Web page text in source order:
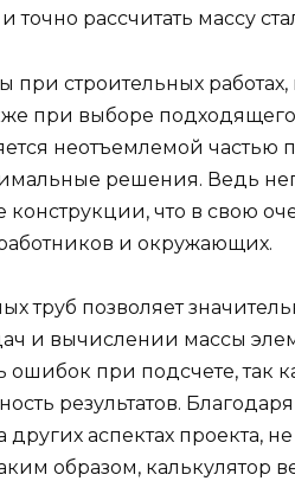
рассчитать массу
строительных работах,
при выборе
неотъемлемой частью
решения. Ведь
конструкции, что в свою
и окружающих.
труб позволяет
и вычислении массы
ошибок при подсчете, так
результатов.
аспектах проекта, не
образом, калькулятор